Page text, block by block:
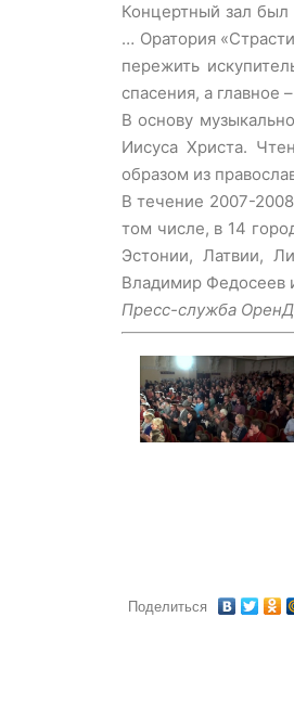
Концертный зал был
… Оратория
пережить
спасения, а главное
В основу
Иисуса Христа.
образом из
В течение 2007-
том числе, в 14
Эстонии, Латвии,
Владимир Федосеев
Пресс-служба
Поделиться